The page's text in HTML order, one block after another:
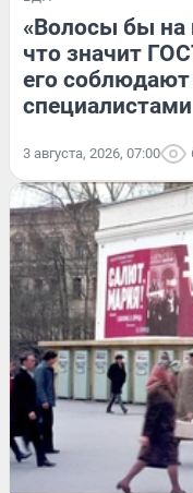
«Волосы бы на
что значит
его
специалистами
3 августа, 2026, 07:00